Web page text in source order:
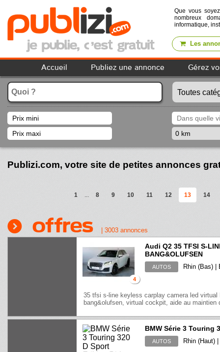
Que vous
nombreux
informatique,
Les
Accueil Publiez une annonce Gérez
Publizi.com, votre site de petites annonces
1 ... 8 9 10 11 12 13 14
Offres 3003 annonces
4
Audi Q2 35 TFSI S-
BANG&OLUFSEN
AUTOS Rhin (Bas) |
35 tfsi s-line keyless carplay camera led
bang&olufsen, virtual cockpit, aide au
BMW Série 3 Touring
AUTOS Rhin (Haut)